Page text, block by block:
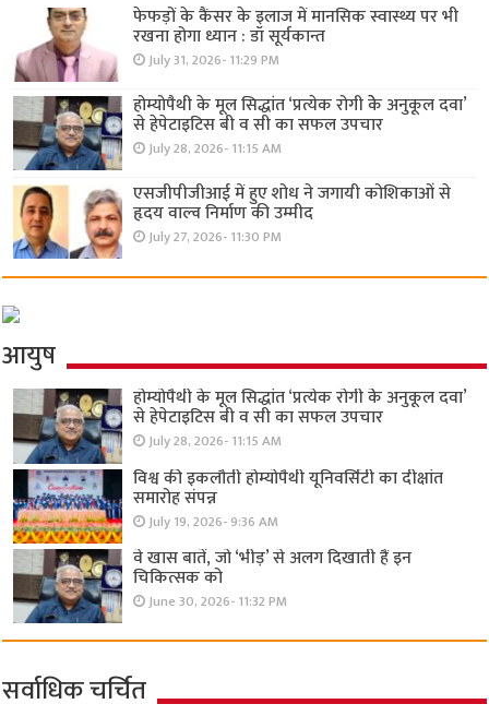
फेफड़ों के कैंसर के इलाज में मानसिक स्वास्थ्य पर भी
रखना होगा ध्यान : डॉ सूर्यकान्त
July 31, 2026- 11:29 PM
होम्योपैथी के मूल सिद्धांत ‘प्रत्येक रोगी केे अनुकूल दवा’
से हेपेटाइटिस बी व सी का सफल उपचार
July 28, 2026- 11:15 AM
एसजीपीजीआई में हुए शोध ने जगायी कोशिकाओं से
हृदय वाल्व निर्माण की उम्मीद
July 27, 2026- 11:30 PM
आयुष
होम्योपैथी के मूल सिद्धांत ‘प्रत्येक रोगी केे अनुकूल दवा’
से हेपेटाइटिस बी व सी का सफल उपचार
July 28, 2026- 11:15 AM
विश्व की इकलौती होम्योपैथी यूनिवर्सिटी का दीक्षांत
समारोह संपन्न
July 19, 2026- 9:36 AM
वे खास बातें, जो ‘भीड़’ से अलग दिखाती हैं इन
चिकित्सक को
June 30, 2026- 11:32 PM
सर्वाधिक चर्चित